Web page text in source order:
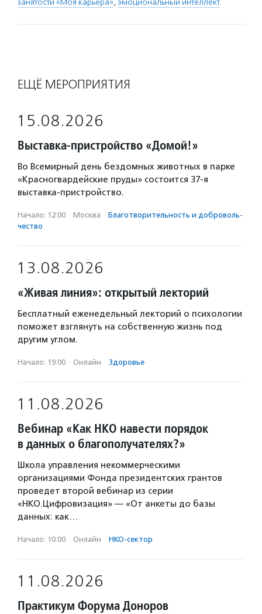
занятости «Моя карьера», эмоциональный интеллект
ЕЩЁ МЕРОПРИЯТИЯ
15.08.2026
Выставка-пристройство «Домой!»
Во Всемирный день бездомных животных в парке
«Красногвардейские пруды» состоится 37-я
выставка-пристройство.
Начало: 12:00 · Москва · Благотвори­тель­ность и доброволь­
чест­во
13.08.2026
«Живая линия»: открытый лекторий
Бесплатный еженедельный лекторий о психологии
поможет взглянуть на собственную жизнь под
другим углом.
Начало: 19:00 · Онлайн · Здоровье
11.08.2026
Вебинар «Как НКО навести порядок
в данных о благополучателях?»
Школа управления некоммерческими
организациями Фонда президентских грантов
проведет второй вебинар из серии
«НКО.Цифровизация» — «От анкеты до базы
данных: как…
Начало: 10:00 · Онлайн · НКО-сектор
11.08.2026
Практикум Форума Доноров